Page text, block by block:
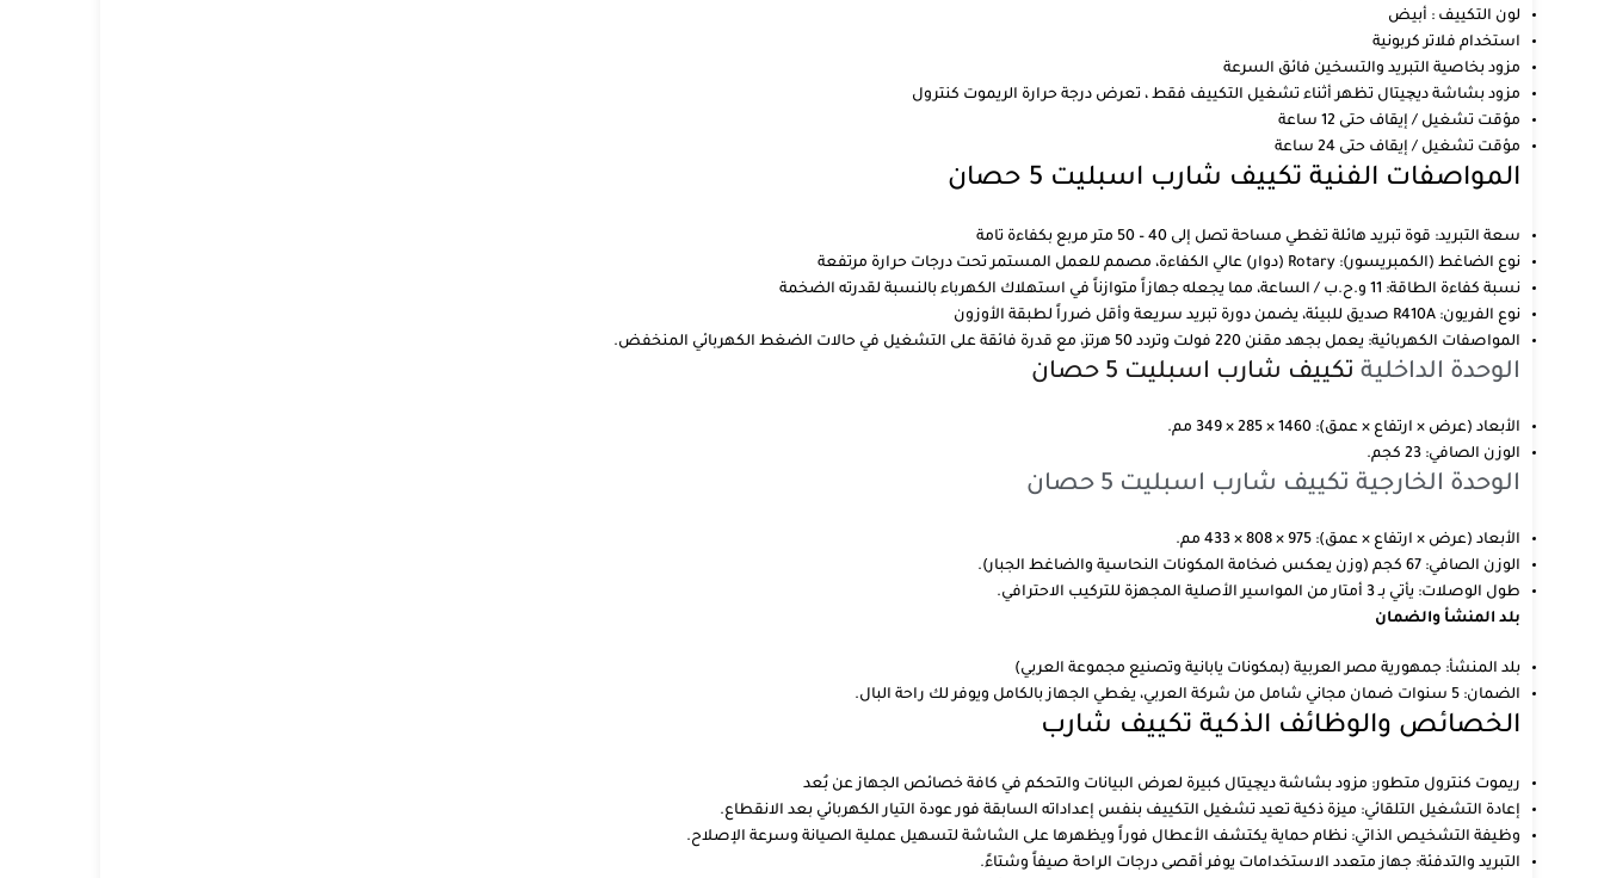
لون التكييف : أبيض
استخدام فلاتر كربونية
مزود بخاصية التبريد والتسخين فائق السرعة
مزود بشاشة ديچيتال تظهر أثناء تشغيل التكييف فقط ، تعرض درجة حرارة الريموت كنترول
مؤقت تشغيل / إيقاف حتى 12 ساعة
مؤقت تشغيل / إيقاف حتى 24 ساعة
المواصفات الفنية تكييف شارب اسبليت 5 حصان
سعة التبريد: قوة تبريد هائلة تغطي مساحة تصل إلى 40 – 50 متر مربع بكفاءة تامة
نوع الضاغط (الكمبريسور): Rotary (دوار) عالي الكفاءة، مصمم للعمل المستمر تحت درجات حرارة مرتفعة
نسبة كفاءة الطاقة: 11 و.ح.ب / الساعة، مما يجعله جهازاً متوازناً في استهلاك الكهرباء بالنسبة لقدرته الضخمة
نوع الفريون: R410A صديق للبيئة، يضمن دورة تبريد سريعة وأقل ضرراً لطبقة الأوزون
المواصفات الكهربائية: يعمل بجهد مقنن 220 فولت وتردد 50 هرتز، مع قدرة فائقة على التشغيل في حالات الضغط الكهربائي المنخفض.
الوحدة الداخلية تكييف شارب اسبليت 5 حصان
الأبعاد (عرض × ارتفاع × عمق): 1460 × 285 × 349 مم.
الوزن الصافي: 23 كجم.
الوحدة الخارجية تكييف شارب اسبليت 5 حصان
الأبعاد (عرض × ارتفاع × عمق): 975 × 808 × 433 مم.
الوزن الصافي: 67 كجم (وزن يعكس ضخامة المكونات النحاسية والضاغط الجبار).
طول الوصلات: يأتي بـ 3 أمتار من المواسير الأصلية المجهزة للتركيب الاحترافي.
بلد المنشأ والضمان
بلد المنشأ: جمهورية مصر العربية (بمكونات يابانية وتصنيع مجموعة العربي)
الضمان: 5 سنوات ضمان مجاني شامل من شركة العربي، يغطي الجهاز بالكامل ويوفر لك راحة البال.
الخصائص والوظائف الذكية تكييف شارب
ريموت كنترول متطور: مزود بشاشة ديچيتال كبيرة لعرض البيانات والتحكم في كافة خصائص الجهاز عن بُعد
إعادة التشغيل التلقائي: ميزة ذكية تعيد تشغيل التكييف بنفس إعداداته السابقة فور عودة التيار الكهربائي بعد الانقطاع.
وظيفة التشخيص الذاتي: نظام حماية يكتشف الأعطال فوراً ويظهرها على الشاشة لتسهيل عملية الصيانة وسرعة الإصلاح.
التبريد والتدفئة: جهاز متعدد الاستخدامات يوفر أقصى درجات الراحة صيفاً وشتاءً.